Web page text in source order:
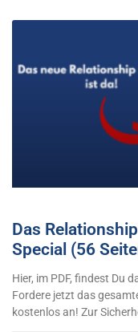
Das
Special (56
Hier, im PDF, findest Du
Fordere jetzt das
kostenlos an! Zur